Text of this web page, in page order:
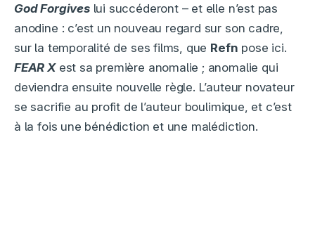
God Forgiveslui succéderont – et elle n’est pas
anodine : c’est un nouveau regard sur son cadre,
sur la temporalité de ses films, que Refn pose ici.
FEAR Xest sa première anomalie ; anomalie qui
deviendra ensuite nouvelle règle. L’auteur novateur
se sacrifie au profit de l’auteur boulimique, et c’est
à la fois une bénédiction et une malédiction.